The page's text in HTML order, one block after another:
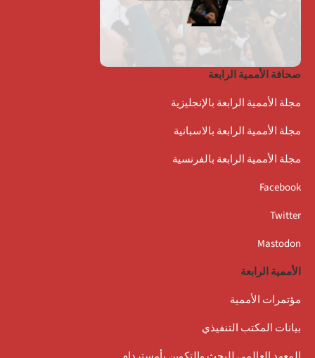
صحافة الأممية الرابعة
مجلة الأممية الرابعة بالإنجليزية
مجلة الأممية الرابعة بالاسبانية
مجلة الأممية الرابعة بالفرنسية
Facebook
Twitter
Mastodon
الأممية الرابعة
مؤتمرات الأممية
بيانات المكتب التنفيذي